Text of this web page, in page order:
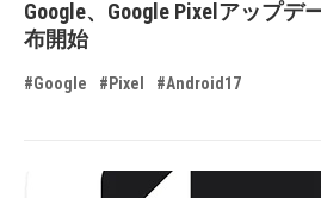
Google、Google Pixelアップデ
布開始
#Google #Pixel #Android17